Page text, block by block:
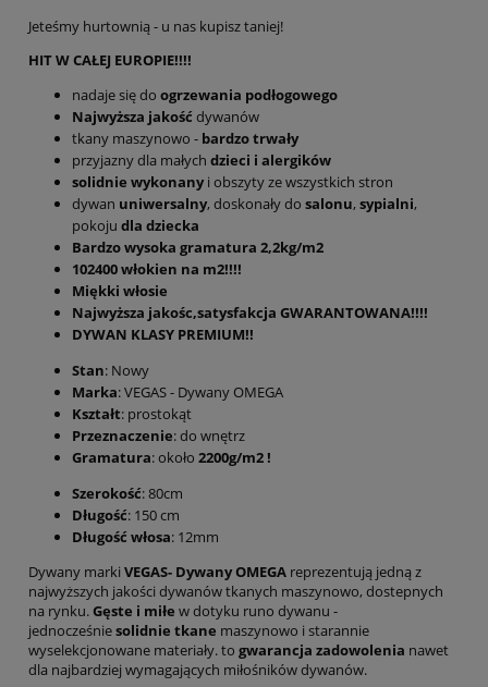
Jeteśmy hurtownią - u nas kupisz taniej!
HIT W CAŁEJ EUROPIE!!!!
nadaje się do ogrzewania podłogowego
Najwyższa jakość dywanów
tkany maszynowo - bardzo trwały
przyjazny dla małych dzieci i alergików
solidnie wykonanyi obszyty ze wszystkich stron
dywan uniwersalny, doskonały do salonu, sypialni,
pokoju dla dziecka
Bardzo wysoka gramatura 2,2kg/m2
102400 włokien na m2!!!!
Miękki włosie
Najwyższa jakośc,satysfakcja GWARANTOWANA!!!!
DYWAN KLASY PREMIUM!!
Stan: Nowy
Marka: VEGAS - Dywany OMEGA
Kształt: prostokąt
Przeznaczenie: do wnętrz
Gramatura: około 2200g/m2 !
Szerokość: 80cm
Długość: 150 cm
Długość włosa: 12mm
Dywany marki VEGAS- Dywany OMEGA reprezentują jedną z
najwyższych jakości dywanów tkanych maszynowo, dostepnych
na rynku.Gęste i miłe w dotyku runo dywanu -
jednocześniesolidnie tkane maszynowo i starannie
wyselekcjonowane materiały. to gwarancja zadowolenia nawet
dla najbardziej wymagających miłośników dywanów.